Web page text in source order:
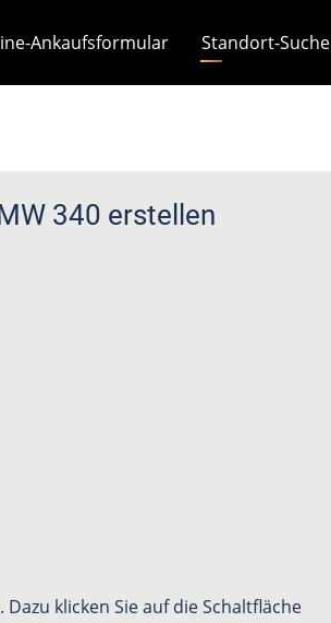
Ankaufsformular Standort-Suche
340 erstellen
klicken Sie auf die Schaltfläche